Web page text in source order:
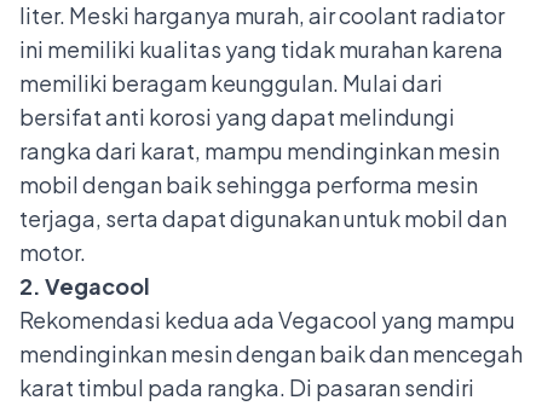
liter. Meski harganya murah, air coolant radiator
ini memiliki kualitas yang tidak murahan karena
memiliki beragam keunggulan. Mulai dari
bersifat anti korosi yang dapat melindungi
rangka dari karat, mampu mendinginkan mesin
mobil dengan baik sehingga performa mesin
terjaga, serta dapat digunakan untuk mobil dan
motor.
2. Vegacool
Rekomendasi kedua ada Vegacool yang mampu
mendinginkan mesin dengan baik dan mencegah
karat timbul pada rangka. Di pasaran sendiri